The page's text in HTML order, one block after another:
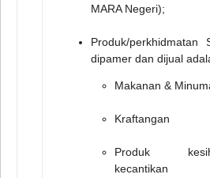
MARA Negeri);
Produk/perkhidmatan
dipamer dan dijual
Makanan &
Kraftangan
Produk
kecantikan